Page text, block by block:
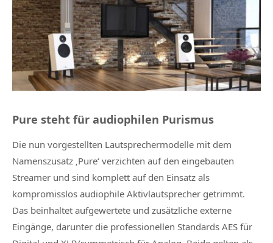
Pure steht für audiophilen Purismus
Die nun vorgestellten Lautsprechermodelle mit dem
Namenszusatz ‚Pure‘ verzichten auf den eingebauten
Streamer und sind komplett auf den Einsatz als
kompromisslos audiophile Aktivlautsprecher getrimmt.
Das beinhaltet aufgewertete und zusätzliche externe
Eingänge, darunter die professionellen Standards AES für